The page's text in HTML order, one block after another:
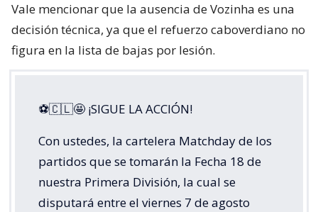
Vale mencionar que la ausencia de Vozinha es una
decisión técnica, ya que el refuerzo caboverdiano no
figura en la lista de bajas por lesión.
⚽🇨🇱🤩 ¡SIGUE LA ACCIÓN!
Con ustedes, la cartelera Matchday de los
partidos que se tomarán la Fecha 18 de
nuestra Primera División, la cual se
disputará entre el viernes 7 de agosto